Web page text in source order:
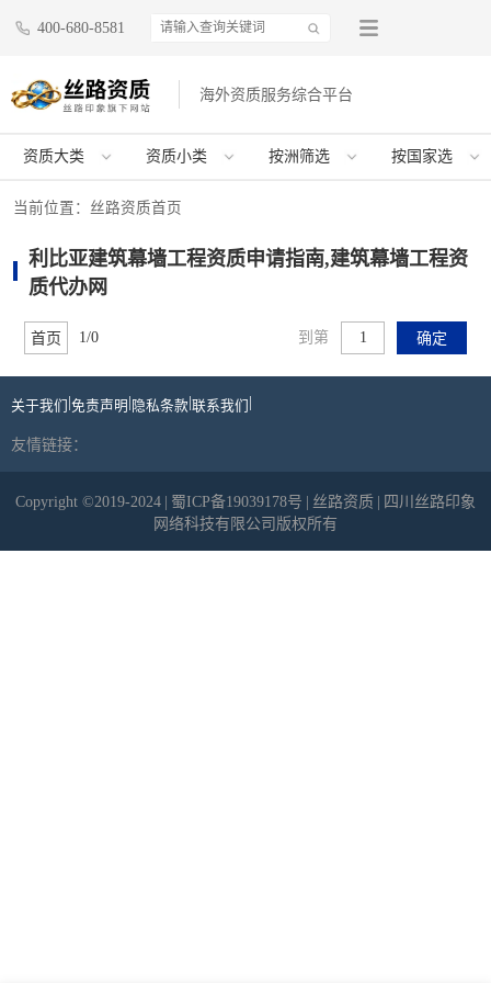
400-680-8581
海外资质服务综合平台
资质大类 资质小类 按洲筛选 按国家选
当前位置： 丝路资质首页
利比亚建筑幕墙工程资质申请指南,建筑幕墙工程资
质代办网
首页 1/0 到第 确定
关于我们 免责声明 隐私条款 联系我们
友情链接：
Copyright ©2019-2024 蜀ICP备19039178号 丝路资质
四川丝路印象
网络科技有限公司版权所有